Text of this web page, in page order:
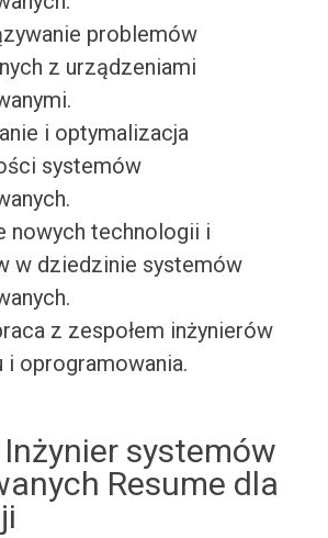
problemów
z urządzeniami
i optymalizacja
systemów
nowych technologii i
w dziedzinie systemów
z zespołem inżynierów
i oprogramowania.
systemów
Resume dla